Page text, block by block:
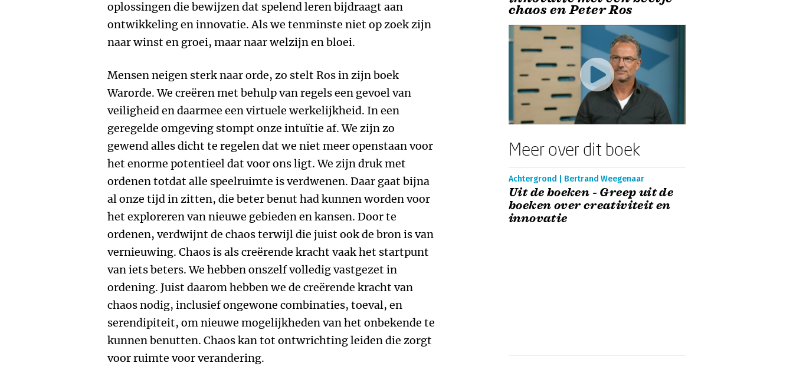
oplossingen die bewijzen dat spelend leren bijdraagt aan
ontwikkeling en innovatie. Als we tenminste niet op zoek zijn
naar winst en groei, maar naar welzijn en bloei.
Mensen neigen sterk naar orde, zo stelt Ros in zijn boek
Warorde. We creëren met behulp van regels een gevoel van
veiligheid en daarmee een virtuele werkelijkheid. In een
geregelde omgeving stompt onze intuïtie af. We zijn zo
gewend alles dicht te regelen dat we niet meer openstaan voor
het enorme potentieel dat voor ons ligt. We zijn druk met
ordenen totdat alle speelruimte is verdwenen. Daar gaat bijna
al onze tijd in zitten, die beter benut had kunnen worden voor
het exploreren van nieuwe gebieden en kansen. Door te
ordenen, verdwijnt de chaos terwijl die juist ook de bron is van
vernieuwing. Chaos is als creërende kracht vaak het startpunt
van iets beters. We hebben onszelf volledig vastgezet in
ordening. Juist daarom hebben we de creërende kracht van
chaos nodig, inclusief ongewone combinaties, toeval, en
serendipiteit, om nieuwe mogelijkheden van het onbekende te
kunnen benutten. Chaos kan tot ontwrichting leiden die zorgt
voor ruimte voor verandering.
chaos en Peter Ros
Meer over dit boek
Achtergrond | Bertrand Weegenaar
Uit de boeken - Greep uit de
boeken over creativiteit en
innovatie